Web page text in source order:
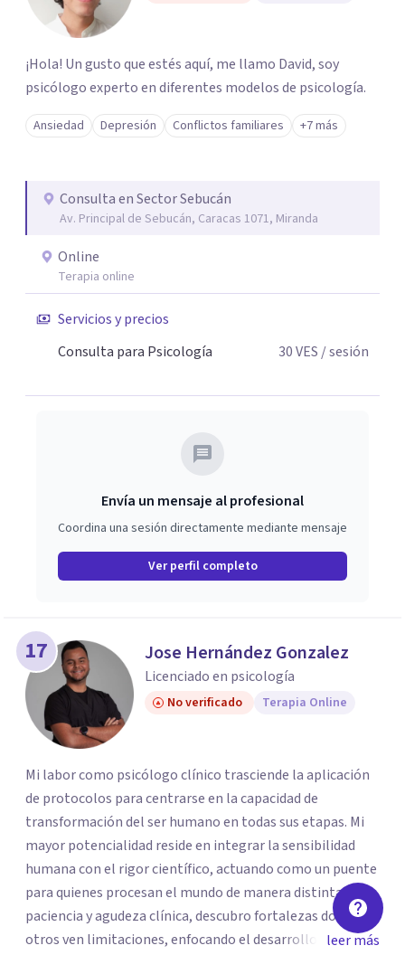
¡Hola! Un gusto que estés aquí, me llamo David, soy
psicólogo experto en diferentes modelos de psicología.
Ansiedad Depresión Conflictos familiares +7 más
Consulta en Sector Sebucán
Av. Principal de Sebucán, Caracas 1071, Miranda
Online
Terapia online
Servicios y precios
Consulta para Psicología
30VES / sesión
Envía un mensaje al profesional
Coordina una sesión directamente mediante mensaje
Ver perfil completo
17 Jose Hernández Gonzalez
Licenciado en psicología
No verificado Terapia Online
Mi labor como psicólogo clínico trasciende la aplicación
de protocolos para centrarse en la capacidad de
transformación del ser humano en todas sus etapas. Mi
mayor potencialidad reside en integrar la sensibilidad
humana con el rigor científico, actuando como un puente
para quienes procesan el mundo de manera distinta. Con
paciencia y agudeza clínica, descubro fortalezas donde
otros ven limitaciones, enfocando el desarrollo deleer más